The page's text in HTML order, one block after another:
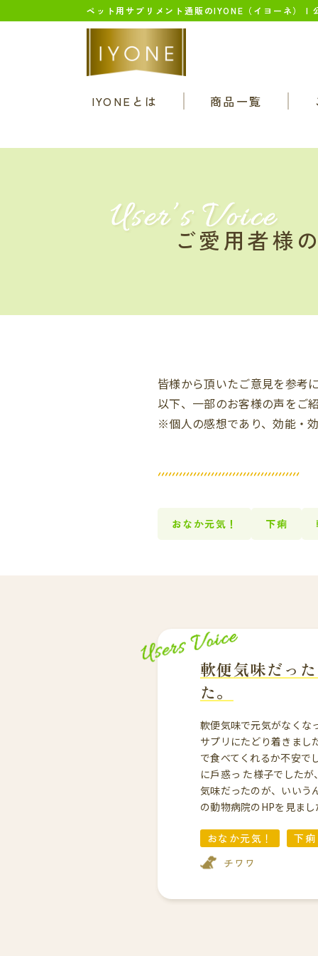
ペット用サプリメント通販のIYONE（イヨーネ） |
IYONEとは 商品一覧
User’s Voice
ご愛用者様
皆様から頂いたご意見を参考
以下、一部のお客様の声をご
※個人の感想であり、効能・
おなか元気！ 下痢
軟便気味だっ
た。
軟便気味で元気がなくな
サプリにたどり着きまし
で食べてくれるか不安で
に戶惑っ た様子でした
気味だったのが、いいう
の動物病院のHPを見ま
おなか元気！
下痢
チワワ